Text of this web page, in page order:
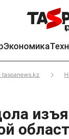
Экономика
taspanews.kz